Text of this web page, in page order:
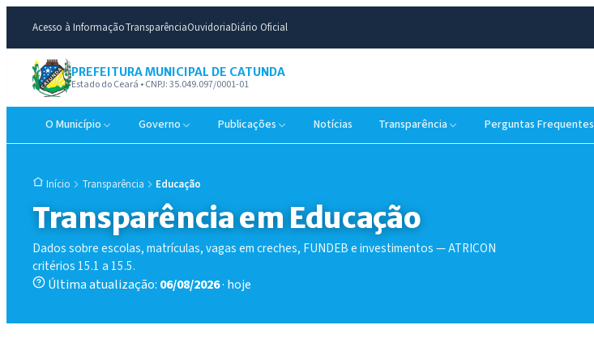
Acesso à InformaçãoTransparênciaOuvidoriaDiário Oficial
PREFEITURA MUNICIPAL DE CATUNDA
Estado do Ceará • CNPJ: 35.049.097/0001-01
O Município Governo Publicações Notícias Transparência Perguntas Frequentes
Início Transparência Educação
Transparência em Educação
Dados sobre escolas, matrículas, vagas em creches, FUNDEB e investimentos — ATRICON
critérios 15.1 a 15.5.
Última atualização: 06/08/2026· hoje